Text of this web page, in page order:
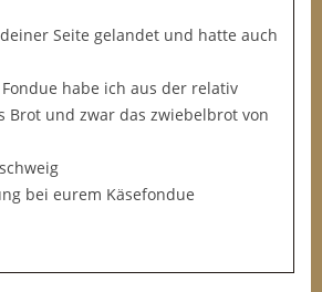
Seite gelandet und hatte auch
habe ich aus der relativ
Brot und zwar das zwiebelbrot von
bei eurem Käsefondue